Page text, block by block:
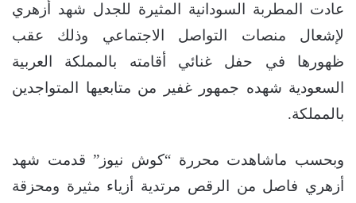
عادت المطربة السودانية المثيرة للجدل شهد أزهري
لإشعال منصات التواصل الاجتماعي وذلك عقب
ظهورها في حفل غنائي أقامته بالمملكة العربية
السعودية شهده جمهور غفير من متابعيها المتواجدين
بالمملكة.
وبحسب ماشاهدت محررة “كوش نيوز” قدمت شهد
أزهري فاصل من الرقص مرتدية أزياء مثيرة ومحزقة